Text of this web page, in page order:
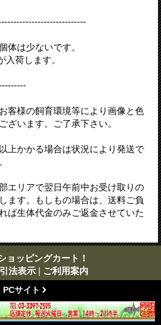
体は少ないです。
荷します。
客様の飼育環境等により画像と色
ざいます。ご了承下さい。
上かかる場合は状況により発送で
エリアで翌日午前中お受け取りの
ます。もしもの場合は、送料ご負
ば生体代金のみご返金させていた
ョッピングカート！
法表示 | ご利用案内
PCサイト